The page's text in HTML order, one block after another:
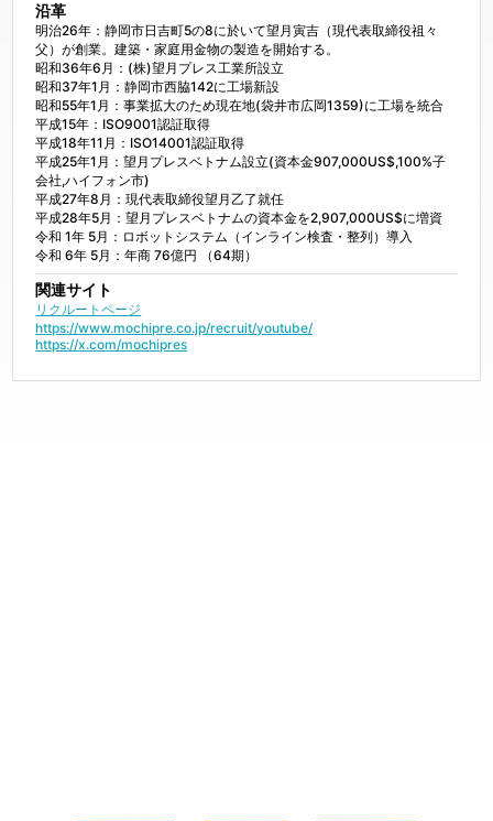
沿革
明治26年：静岡市日吉町5の8に於いて望月寅吉（現代表取締役祖々
父）が創業。建築・家庭用金物の製造を開始する。
昭和36年6月：(株)望月プレス工業所設立
昭和37年1月：静岡市西脇142に工場新設
昭和55年1月：事業拡大のため現在地(袋井市広岡1359)に工場を統合
平成15年：ISO9001認証取得
平成18年11月：ISO14001認証取得
平成25年1月：望月プレスベトナム設立(資本金907,000US$,100%子
会社,ハイフォン市)
平成27年8月：現代表取締役望月乙了就任
平成28年5月：望月プレスベトナムの資本金を2,907,000US$に増資
令和 1年 5月：ロボットシステム（インライン検査・整列）導入
令和 6年 5月：年商 76億円 （64期）
関連サイト
リクルートページ
https://www.mochipre.co.jp/recruit/youtube/
https://x.com/mochipres